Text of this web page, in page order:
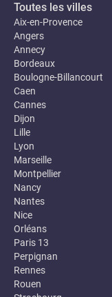
Toutes les villes
Aix-en-Provence
Angers
Annecy
Bordeaux
Boulogne-Billancourt
Caen
Cannes
Dijon
Lille
Lyon
Marseille
Montpellier
Nancy
Nantes
Nice
Orléans
Paris 13
Perpignan
Rennes
Rouen